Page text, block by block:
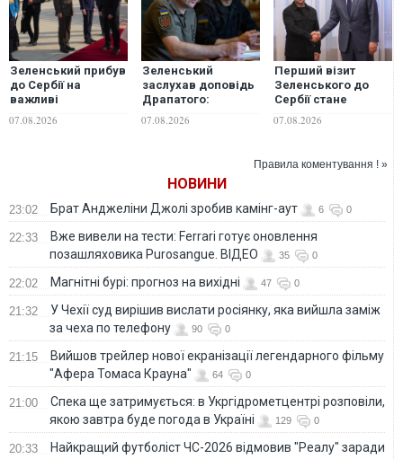
Зеленський прибув
до Сербії на
важливі
07.08.2026
Зеленський
заслухав доповідь
Драпатого:
питання захисту
далекобійні санкції
та кадрові питання
07.08.2026
Перший візит
Зеленського до
Сербії стане
росіянам" — ЗМІ
07.08.2026
Правила коментування ! »
НОВИНИ
23:02 Брат Анджеліни Джолі зробив камінг-аут 6 0
22:33
Вже вивели на тести: Ferrari готує оновлення
позашляховика Purosangue. ВІДЕО
35 0
22:02 Магнітні бурі: прогноз на вихідні 47 0
21:32
У Чехії суд вирішив вислати росіянку, яка вийшла заміж
за чеха по телефону
90 0
21:15
Вийшов трейлер нової екранізації легендарного фільму
"Афера Томаса Крауна"
64 0
21:00
Спека ще затримується: в Укргідрометцентрі розповіли,
якою завтра буде погода в Україні
129 0
20:33
Найкращий футболіст ЧС-2026 відмовив "Реалу" заради